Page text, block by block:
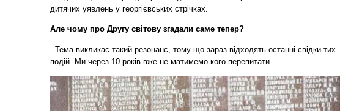
дитячих уявлень у георгієвських стрічках.
Але чому про Другу світову згадали саме тепер?
- Тема викликає такий резонанс, тому що зараз відходять останні свідки тих
подій. Ми через 10 років вже не матимемо кого перепитати.